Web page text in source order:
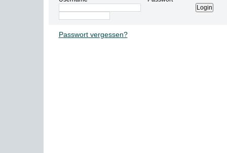
Passwort vergessen?